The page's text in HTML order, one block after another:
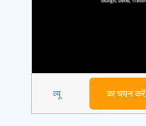
व्यू का चयन करें